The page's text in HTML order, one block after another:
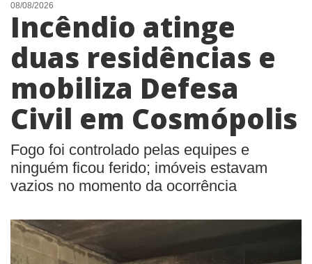
08/08/2026
Incêndio atinge
duas residências e
mobiliza Defesa
Civil em Cosmópolis
Fogo foi controlado pelas equipes e
ninguém ficou ferido; imóveis estavam
vazios no momento da ocorrência